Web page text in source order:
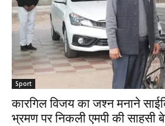
Sport
कारगिल विजय का जश्न मनाने
भ्रमण पर निकली एमपी की साहसी